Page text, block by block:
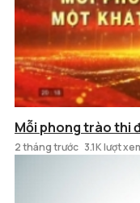
Mỗi phong trào thi
2 tháng trước 3.1K lượt